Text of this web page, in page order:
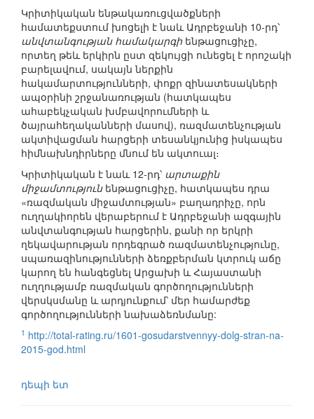
Կրիտիկական ենթակառուցվածքների
համատեքստում խոցելի է նաև Ադրբեջանի 10-րդ՝
անվտանգության համակարգի ենթացուցիչը,
որտեղ թեև երկիրն ըստ զեկույցի ունեցել է որոշակի
բարելավում, սակայն ներքին
հակամարտությունների, փոքր զինատեսակների
ապօրինի շրջանառության (հատկապես
ահաբեկչական խմբավորումների և
ծայրահեղականների մասով), ռազմատենչության
ակտիվացման հարցերի տեսանկյունից իսկապես
հիմնախնդիրները մնում են ակտուալ։
Կրիտիկական է նաև 12-րդ՝ արտաքին
միջամտությունենթացուցիչը, հատկապես դրա
«ռազմական միջամտության» բաղադրիչը, որն
ուղղակիորեն վերաբերում է Ադրբեջանի ազգային
անվտանգության հարցերին, քանի որ երկրի
ղեկավարության որդեգրած ռազմատենչությունը,
սպառազինությունների ձեռքբերման կտրուկ աճը
կարող են հանգեցնել Արցախի և Հայաստանի
ուղղությամբ ռազմական գործողությունների
վերսկսմանը և արդյունքում՝ մեր համարժեք
գործողությունների նախաձեռնմանը:
1 http://total-rating.ru/1601-gosudarstvennyy-dolg-stran-na-
2015-god.html
դեպի ետ